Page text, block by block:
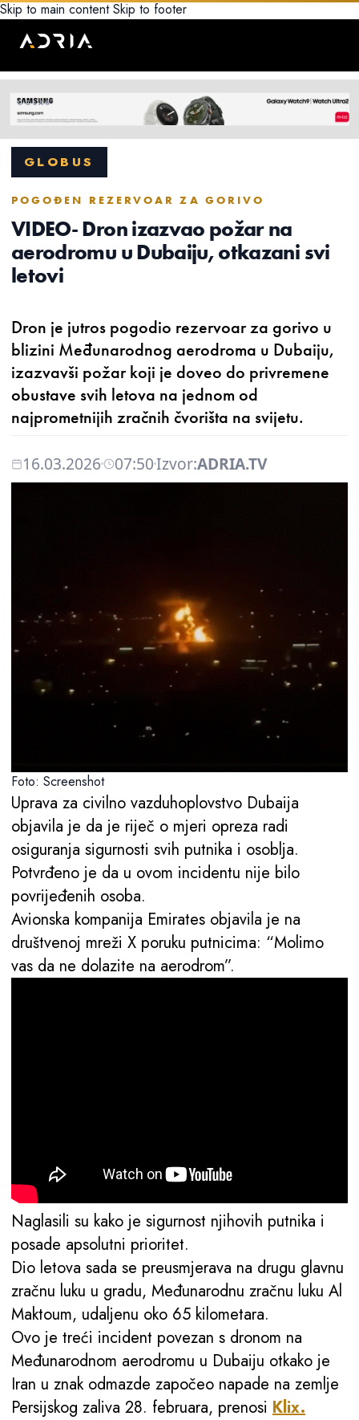
Skip to main content Skip to footer
GLOBUS
POGOĐEN REZERVOAR ZA GORIVO
VIDEO- Dron izazvao požar na
aerodromu u Dubaiju, otkazani svi
letovi
Dron je jutros pogodio rezervoar za gorivo u
blizini Međunarodnog aerodroma u Dubaiju,
izazvavši požar koji je doveo do privremene
obustave svih letova na jednom od
najprometnijih zračnih čvorišta na svijetu.
16.03.2026 07:50Izvor:ADRIA.TV
Foto: Screenshot
Uprava za civilno vazduhoplovstvo Dubaija
objavila je da je riječ o mjeri opreza radi
osiguranja sigurnosti svih putnika i osoblja.
Potvrđeno je da u ovom incidentu nije bilo
povrijeđenih osoba.
Avionska kompanija Emirates objavila je na
društvenoj mreži X poruku putnicima: “Molimo
vas da ne dolazite na aerodrom”.
Naglasili su kako je sigurnost njihovih putnika i
posade apsolutni prioritet.
Dio letova sada se preusmjerava na drugu glavnu
zračnu luku u gradu, Međunarodnu zračnu luku Al
Maktoum, udaljenu oko 65 kilometara.
Ovo je treći incident povezan s dronom na
Međunarodnom aerodromu u Dubaiju otkako je
Iran u znak odmazde započeo napade na zemlje
Persijskog zaliva 28. februara, prenosi Klix.